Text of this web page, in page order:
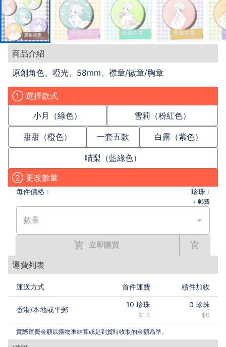
商品介紹
原創角色、啞光、58mm、襟章/徽章/胸章
① 選擇款式
小月（綠色）
雪莉（粉紅色）
甜甜（橙色） 一套五款 白露（紫色）
喵梨（藍綠色）
② 更改數量
每件價格： 珍珠 /
+ 郵費
數量
立即購買
運費列表
運送方式 首件運費 續件加收
香港/本地或平郵
10 珍珠
$1.3
0 珍珠
$0
實際運費金額以購物車結算或是到貨時收取的金額為準。